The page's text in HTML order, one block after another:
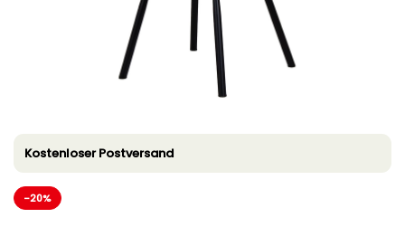
Kostenloser Postversand
-20%